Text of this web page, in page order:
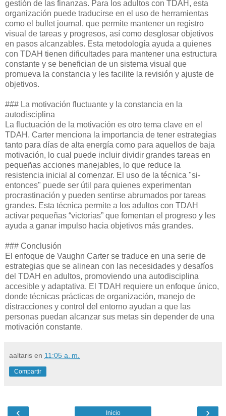
gestión de las finanzas. Para los adultos con TDAH, esta
organización puede traducirse en el uso de herramientas
como el bullet journal, que permite mantener un registro
visual de tareas y progresos, así como desglosar objetivos
en pasos alcanzables. Esta metodología ayuda a quienes
con TDAH tienen dificultades para mantener una estructura
constante y se benefician de un sistema visual que
promueva la constancia y les facilite la revisión y ajuste de
objetivos.
### La motivación fluctuante y la constancia en la
autodisciplina
La fluctuación de la motivación es otro tema clave en el
TDAH. Carter menciona la importancia de tener estrategias
tanto para días de alta energía como para aquellos de baja
motivación, lo cual puede incluir dividir grandes tareas en
pequeñas acciones manejables, lo que reduce la
resistencia inicial al comenzar. El uso de la técnica "si-
entonces" puede ser útil para quienes experimentan
procrastinación y pueden sentirse abrumados por tareas
grandes. Esta técnica permite a los adultos con TDAH
activar pequeñas “victorias” que fomentan el progreso y les
ayuda a ganar impulso hacia objetivos más grandes.
### Conclusión
El enfoque de Vaughn Carter se traduce en una serie de
estrategias que se alinean con las necesidades y desafíos
del TDAH en adultos, promoviendo una autodisciplina
accesible y adaptativa. El TDAH requiere un enfoque único,
donde técnicas prácticas de organización, manejo de
distracciones y control del entorno ayudan a que las
personas puedan alcanzar sus metas sin depender de una
motivación constante.
aaltaris en 11:05 a. m.
Compartir
‹ ›
Inicio